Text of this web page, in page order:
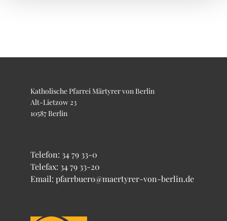
Katholische Pfarrei Märtyrer von Berlin
Alt-Lietzow 23
10587 Berlin
Telefon: 34 79 33-0
Telefax: 34 79 33-20
Email: pfarrbuero@maertyrer-von-berlin.de